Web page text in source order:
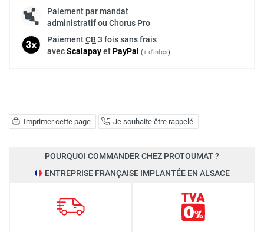
Imprimer cette page Je souhaite être rappelé
Paiement par mandat
administratif ou Chorus Pro
PaiementCB 3 fois sans frais
avecScalapayetPayPal (+ d'infos)
POURQUOI COMMANDER CHEZ PROTOUMAT ?
ENTREPRISE FRANÇAISE IMPLANTÉE EN ALSACE